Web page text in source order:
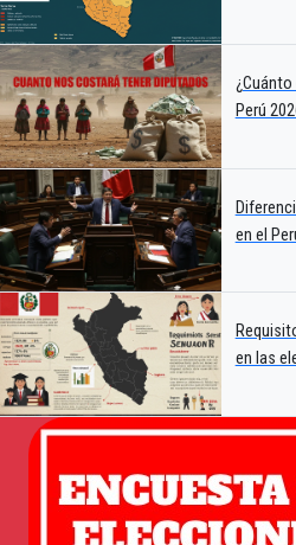
Perú
en el
en las